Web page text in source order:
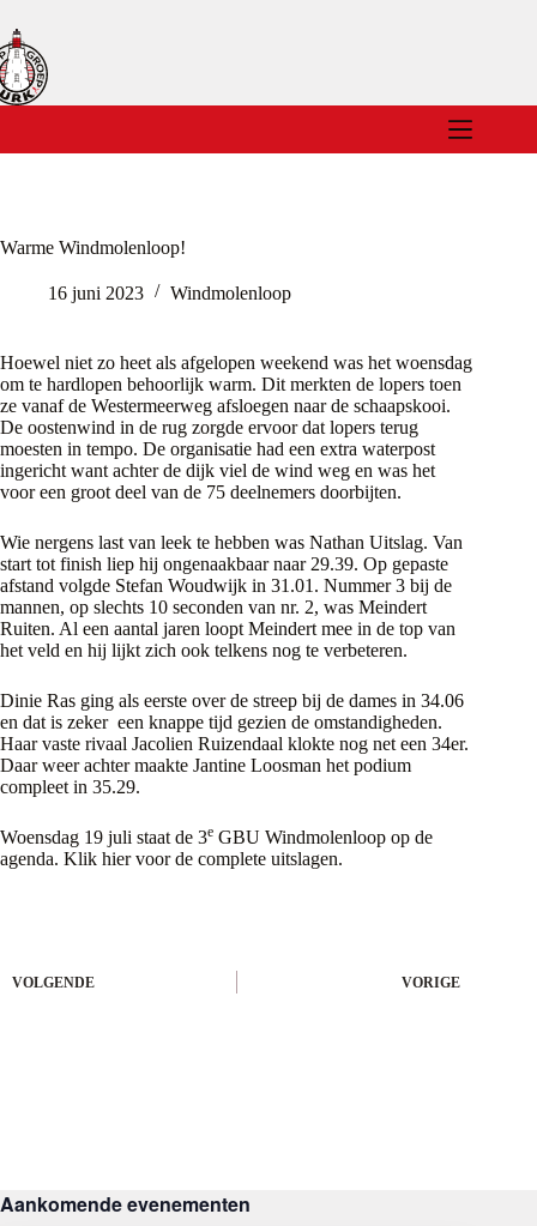
naar
de
inhoud
Warme Windmolenloop!
16 juni 2023 Windmolenloop
Hoewel niet zo heet als afgelopen weekend was het woensdag
om te hardlopen behoorlijk warm. Dit merkten de lopers toen
ze vanaf de Westermeerweg afsloegen naar de schaapskooi.
De oostenwind in de rug zorgde ervoor dat lopers terug
moesten in tempo. De organisatie had een extra waterpost
ingericht want achter de dijk viel de wind weg en was het
voor een groot deel van de 75 deelnemers doorbijten.
Wie nergens last van leek te hebben was Nathan Uitslag. Van
start tot finish liep hij ongenaakbaar naar 29.39. Op gepaste
afstand volgde Stefan Woudwijk in 31.01. Nummer 3 bij de
mannen, op slechts 10 seconden van nr. 2, was Meindert
Ruiten. Al een aantal jaren loopt Meindert mee in de top van
het veld en hij lijkt zich ook telkens nog te verbeteren.
Dinie Ras ging als eerste over de streep bij de dames in 34.06
en dat is zeker een knappe tijd gezien de omstandigheden.
Haar vaste rivaal Jacolien Ruizendaal klokte nog net een 34er.
Daar weer achter maakte Jantine Loosman het podium
compleet in 35.29.
Woensdag 19 juli staat de 3e GBU Windmolenloop op de
agenda. Klik hiervoor de complete uitslagen.
VORIGE
VOLGENDE
Aankomende evenementen